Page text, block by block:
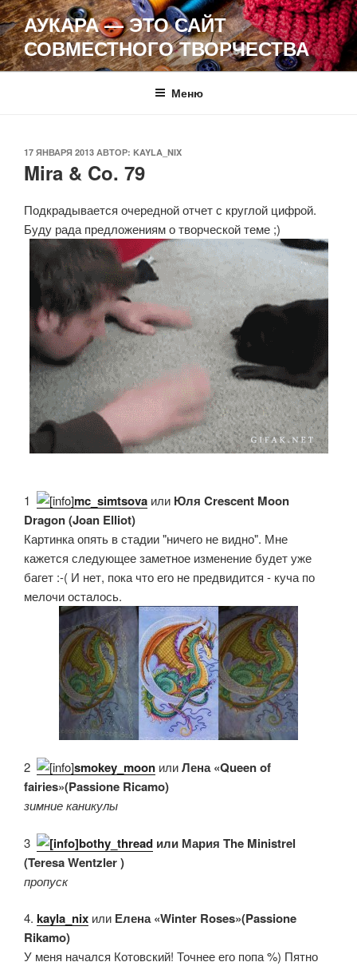
Перейти
к
содержимому
АУКАРА — ЭТО САЙТ
СОВМЕСТНОГО ТВОРЧЕСТВА
Меню
ОПУБЛИКОВАНО
17 ЯНВАРЯ 2013 АВТОР: KAYLA_NIX
Mira & Co. 79
Подкрадывается очередной отчет с круглой цифрой.
Буду рада предложениям о творческой теме ;)
1. mc_simtsova или Юля Crescent Moon
Dragon (Joan Elliot)
Картинка опять в стадии "ничего не видно". Мне
кажется следующее заметное изменение будет уже
багет :-( И нет, пока что его не предвидится - куча по
мелочи осталось.
2. smokey_moon илиЛена «Queen of
fairies»(Passione Ricamo)
зимние каникулы
3. bothy_thread или Мария The Ministrel
(Teresa Wentzler )
пропуск
4. kayla_nix или Елена «Winter Roses»(Passione
Rikamo)
У меня начался Котовский! Точнее его попа %) Пятно